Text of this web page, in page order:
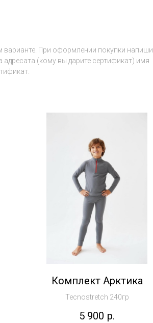
варианте. При оформлении покупки напиши
(кому вы дарите сертификат) имя
Комплект Арктика
Tecnostretch 240гр
5 900 р.